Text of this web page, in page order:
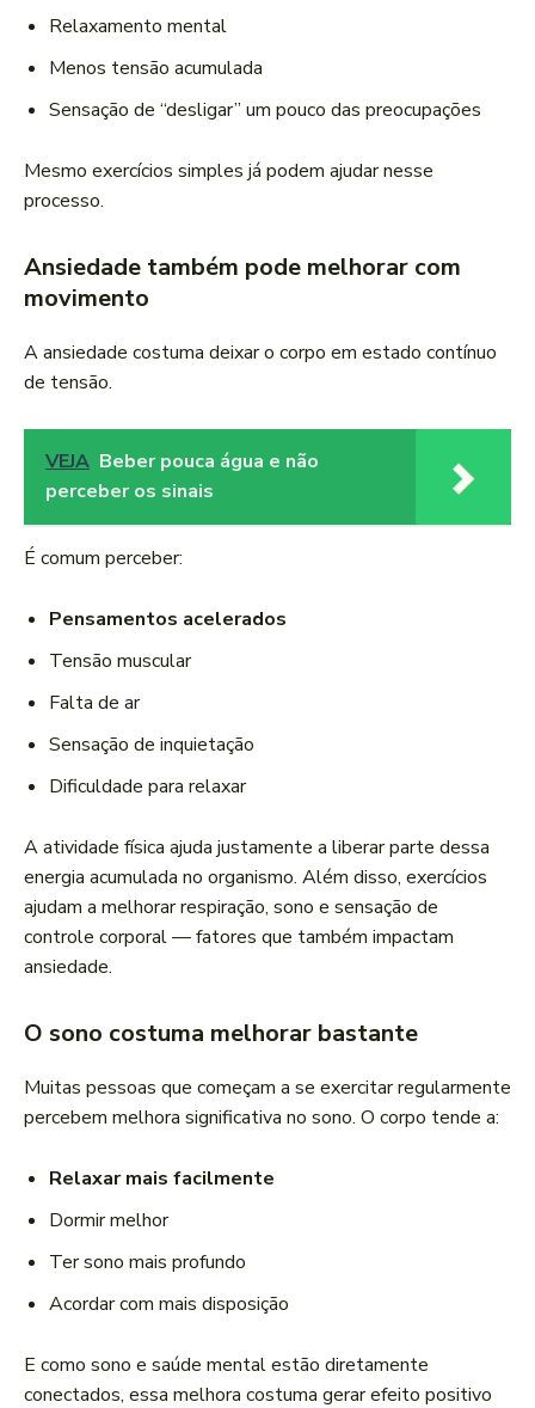
Relaxamento mental
Menos tensão acumulada
Sensação de “desligar” um pouco das preocupações
Mesmo exercícios simples já podem ajudar nesse
processo.
Ansiedade também pode melhorar com
movimento
A ansiedade costuma deixar o corpo em estado contínuo
de tensão.
VEJA Beber pouca água e não
perceber os sinais
É comum perceber:
Pensamentos acelerados
Tensão muscular
Falta de ar
Sensação de inquietação
Dificuldade para relaxar
A atividade física ajuda justamente a liberar parte dessa
energia acumulada no organismo. Além disso, exercícios
ajudam a melhorar respiração, sono e sensação de
controle corporal — fatores que também impactam
ansiedade.
O sono costuma melhorar bastante
Muitas pessoas que começam a se exercitar regularmente
percebem melhora significativa no sono. O corpo tende a:
Relaxar mais facilmente
Dormir melhor
Ter sono mais profundo
Acordar com mais disposição
E como sono e saúde mental estão diretamente
conectados, essa melhora costuma gerar efeito positivo